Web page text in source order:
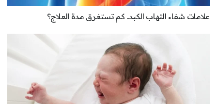
علامات شفاء التهاب الكبد.. كم تستغرق مدة العلاج؟